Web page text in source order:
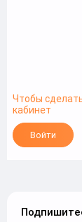
Чтобы
кабинет
Войти